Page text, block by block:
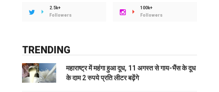
2.5k+
Followers
100k+
Followers
TRENDING
महाराष्ट्र में महंगा हुआ दूध, 11 अगस्त से गाय-भैंस के दूध
के दाम 2 रुपये प्रति लीटर बढ़ेंगे